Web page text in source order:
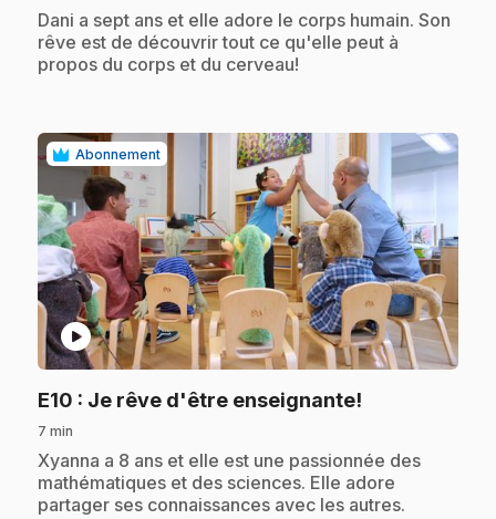
.Dani a sept ans et elle adore le corps humain. Son
rêve est de découvrir tout ce qu'elle peut à
propos du corps et du cerveau!
Abonnement
play_circle
E10 : Je rêve d'être enseignante!
7 min
.Xyanna a 8 ans et elle est une passionnée des
mathématiques et des sciences. Elle adore
partager ses connaissances avec les autres.